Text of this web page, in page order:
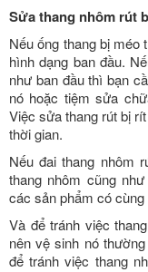
Sửa thang nhôm rút
Nếu ống thang bị méo
hình dạng ban đầu.
như ban đầu thì bạn
nó hoặc tiệm sửa
Việc sửa thang rút bị
thời gian.
Nếu đai thang nhôm
thang nhôm cũng
các sản phẩm có
Và để tránh việc
nên vệ sinh nó
để tránh việc thang